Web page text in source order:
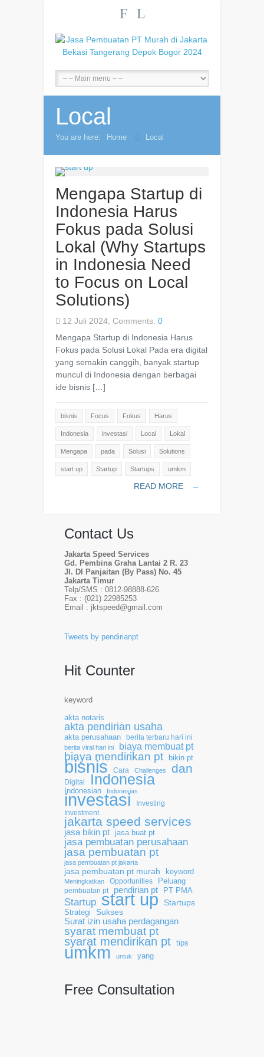
F L
Local
You are here: Home Local
Mengapa Startup di
Indonesia Harus
Fokus pada Solusi
Lokal (Why Startups
in Indonesia Need
to Focus on Local
Solutions)
12 Juli 2024, Comments: 0
Mengapa Startup di Indonesia Harus
Fokus pada Solusi Lokal Pada era digital
yang semakin canggih, banyak startup
muncul di Indonesia dengan berbagai
ide bisnis […]
bisnis Focus Fokus Harus
Indonesia investasi Local Lokal
Mengapa pada Solusi Solutions
start up Startup Startups umkm
READ MORE →
Contact Us
Jakarta Speed Services
Gd. Pembina Graha Lantai 2 R. 23
Jl. DI Panjaitan (By Pass) No. 45
Jakarta Timur
Telp/SMS : 0812-98888-626
Fax : (021) 22985253
Email : jktspeed@gmail.com
Tweets by pendirianpt
Hit Counter
keyword
akta notaris
akta pendirian usaha
akta perusahaan berita terbaru hari ini
berita viral hari ini biaya membuat pt
biaya mendirikan pt bikin pt
bisnis Cara Challenges dan
Digital Indonesia
Indonesian Indonesias
investasi
Investing
Investment
jakarta speed services
jasa bikin pt jasa buat pt
jasa pembuatan perusahaan
jasa pembuatan pt
jasa pembuatan pt jakarta
jasa pembuatan pt murah keyword
Meningkatkan Opportunities Peluang
pembuatan pt pendirian pt PT PMA
Startup start up Startups
Strategi
Sukses
Surat izin usaha perdagangan
syarat membuat pt
syarat mendirikan pt tips
umkm untuk yang
Free Consultation